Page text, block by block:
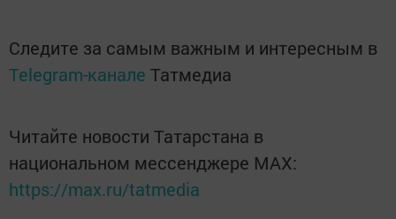
Следите за самым важным и интересным в
Telegram-канале Татмедиа
Читайте новости Татарстана в
национальном мессенджере MАХ:
https://max.ru/tatmedia